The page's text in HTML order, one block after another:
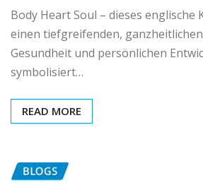
Body Heart Soul – dieses
einen tiefgreifenden,
Gesundheit und persönlichen
symbolisiert…
READ MORE
BLOGS